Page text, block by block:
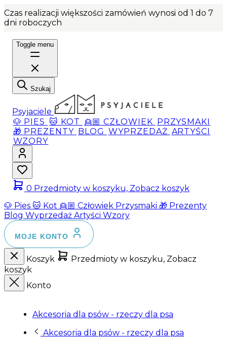
Czas realizacji większości zamówień wynosi od 1 do 7
dni roboczych
Toggle menu
Szukaj
Psyjaciele
🐶 PIES 🐱 KOT 👱🏼 CZŁOWIEK PRZYSMAKI
🎁 PREZENTY BLOG WYPRZEDAŻ ARTYŚCI
WZORY
0 Przedmioty w koszyku, Zobacz koszyk
🐶 Pies 🐱 Kot 👱🏼 Człowiek Przysmaki 🎁 Prezenty
Blog Wyprzedaż Artyści Wzory
MOJE KONTO
Koszyk
Przedmioty w koszyku, Zobacz
koszyk
Konto
Akcesoria dla psów - rzeczy dla psa
Akcesoria dla psów - rzeczy dla psa